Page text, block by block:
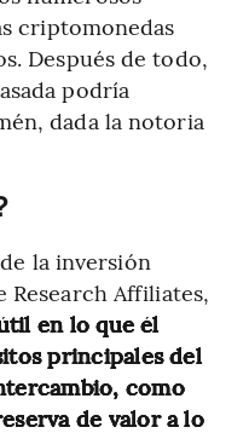
criptomonedas
Después de todo,
podría
dada la notoria
la inversión
Affiliates,
en lo que él
principales del
como
de valor a lo